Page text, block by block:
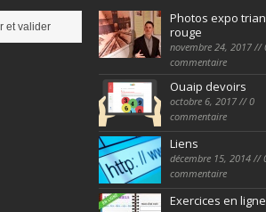
Photos expo
rouge
novembre 24, 2017 //
commentaire
Ouaip devoirs
octobre 6, 2017 // 0
commentaire
Liens
décembre 15, 2014 //
commentaire
Exercices en ligne